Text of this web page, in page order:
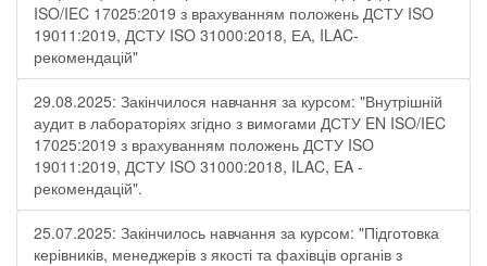
ISO/IEC 17025:2019 з врахуванням положень ДСТУ ISO
19011:2019, ДСТУ ISO 31000:2018, ЕА, ILAC-
рекомендацій"
29.08.2025: Закінчилося навчання за курсом: "Внутрішній
аудит в лабораторіях згідно з вимогами ДСТУ EN ISO/IEC
17025:2019 з врахуванням положень ДСТУ ISO
19011:2019, ДСТУ ISO 31000:2018, ILAC, EA -
рекомендацій".
25.07.2025: Закінчилось навчання за курсом: "Підготовка
керівників, менеджерів з якості та фахівців органів з